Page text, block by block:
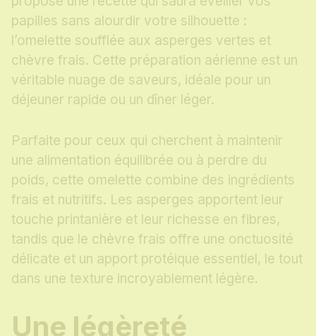
papilles sans alourdir votre silhouette :
l’omelette soufflée aux asperges vertes et
chèvre frais. Cette préparation aérienne est un
véritable nuage de saveurs, idéale pour un
déjeuner rapide ou un dîner léger.
Parfaite pour ceux qui cherchent à maintenir
une alimentation équilibrée ou à perdre du
poids, cette omelette combine des ingrédients
frais et nutritifs. Les asperges apportent leur
touche printanière et leur richesse en fibres,
tandis que le chèvre frais offre une onctuosité
délicate et un apport protéique essentiel, le tout
dans une texture incroyablement légère.
Une légèreté